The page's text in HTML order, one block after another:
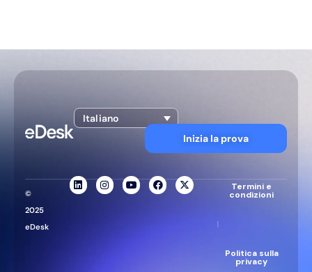
Italiano
Inizia la prova
©
2025
eDesk
Termini e
condizioni
|
Politica sulla
privacy